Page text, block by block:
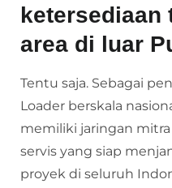
ketersediaan
area di luar
Tentu saja. Sebagai
Loader berskala
memiliki jaringan
servis yang siap
proyek di seluruh